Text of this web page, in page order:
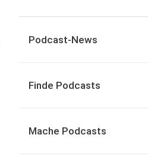
Podcast-News
Finde Podcasts
Mache Podcasts